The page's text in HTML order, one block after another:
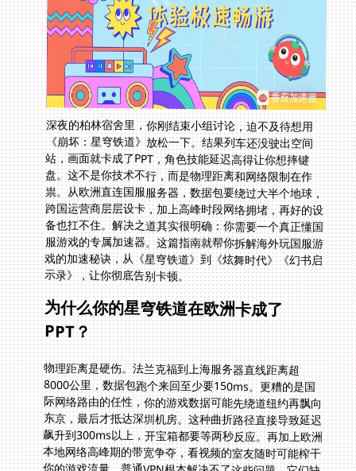
深夜的柏林宿舍里，你刚结束小组讨论，迫不及待想用
《崩坏：星穹铁道》放松一下。结果列车还没驶出空间
站，画面就卡成了PPT，角色技能延迟高得让你想摔键
盘。这不是你技术不行，而是物理距离和网络限制在作
祟。从欧洲直连国服服务器，数据包要绕过大半个地球，
跨国运营商层层设卡，加上高峰时段网络拥堵，再好的设
备也扛不住。解决之道其实很明确：你需要一个真正懂国
服游戏的专属加速器。这篇指南就帮你拆解海外玩国服游
戏的加速秘诀，从《星穹铁道》到《炫舞时代》《幻书启
示录》，让你彻底告别卡顿。
为什么你的星穹铁道在欧洲卡成了
PPT？
物理距离是硬伤。法兰克福到上海服务器直线距离超
8000公里，数据包跑个来回至少要150ms。更糟的是国
际网络路由的任性，你的游戏数据可能先绕道纽约再飘向
东京，最后才抵达深圳机房。这种曲折路径直接导致延迟
飙升到300ms以上，开宝箱都要等两秒反应。再加上欧洲
本地网络高峰期的带宽争夺，看视频的室友随时可能榨干
你的游戏流量。普通VPN根本解决不了这些问题，它们缺